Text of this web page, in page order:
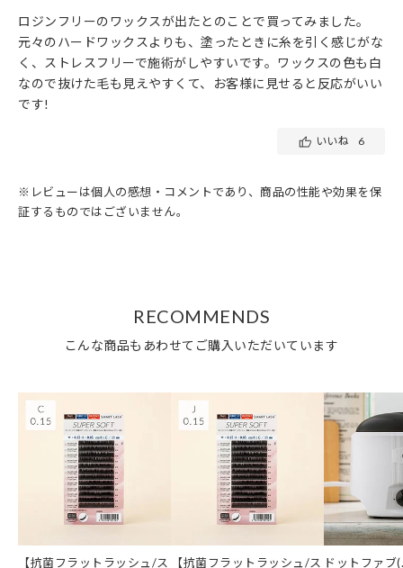
ロジンフリーのワックスが出たとのことで買ってみました。
元々のハードワックスよりも、塗ったときに糸を引く感じがな
く、ストレスフリーで施術がしやすいです。ワックスの色も白
なので抜けた毛も見えやすくて、お客様に見せると反応がいい
です!
いいね 6
※レビューは個人の感想・コメントであり、商品の性能や効果を保
証するものではございません。
RECOMMENDS
こんな商品もあわせてご購入いただいています
【抗菌フラットラッシュ/ス
【抗菌フラットラッシュ/ス ドットファブ